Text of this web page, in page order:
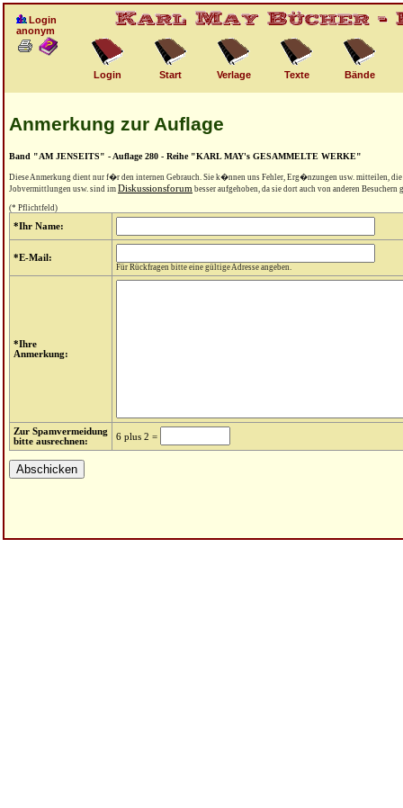
Login
anonym
Login Start Verlage Texte Bände
Anmerkung zur Auflage
Band "AM JENSEITS" - Auflage 280 - Reihe "KARL MAY's GESAMMELTE WERKE"
Diese Anmerkung dient nur f�r den internen Gebrauch. Sie k�nnen uns Fehler, Erg�nzungen usw. mitteilen,
Jobvermittlungen usw. sind im Diskussionsforum besser aufgehoben, da sie dort auch von anderen
(* Pflichtfeld)
*Ihr Name:
*E-Mail:
Für Rückfragen bitte eine gültige Adresse angeben.
*Ihre
Anmerkung:
Zur Spamvermeidung
bitte ausrechnen:
6 plus 2 =